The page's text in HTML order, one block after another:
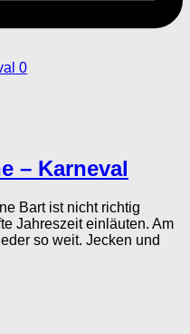
0
– Karneval
Bart ist nicht richtig
Jahreszeit einläuten. Am
so weit. Jecken und